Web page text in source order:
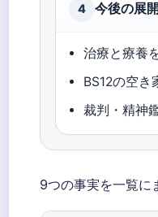
4 今後の展開
治療と療養
BS12の空
裁判・精神
9つの事実を一覧に